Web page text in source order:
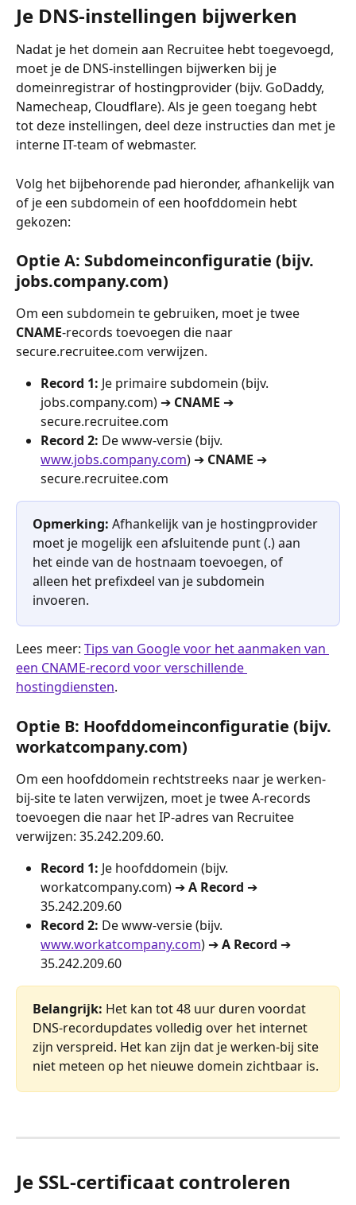
Je DNS-instellingen bijwerken
Nadat je het domein aan Recruitee hebt toegevoegd,
moet je de DNS-instellingen bijwerken bij je
domeinregistrar of hostingprovider (bijv. GoDaddy,
Namecheap, Cloudflare). Als je geen toegang hebt
tot deze instellingen, deel deze instructies dan met je
interne IT-team of webmaster.
Volg het bijbehorende pad hieronder, afhankelijk van
of je een subdomein of een hoofddomein hebt
gekozen:
Optie A: Subdomeinconfiguratie (bijv.
jobs.company.com)
Om een subdomein te gebruiken, moet je twee
CNAME-records toevoegen die naar
secure.recruitee.com verwijzen.
Record 1: Je primaire subdomein (bijv.
jobs.company.com) ➔ CNAME ➔
secure.recruitee.com
Record 2: De www-versie (bijv.
www.jobs.company.com) ➔ CNAME ➔
secure.recruitee.com
Opmerking: Afhankelijk van je hostingprovider
moet je mogelijk een afsluitende punt (.) aan
het einde van de hostnaam toevoegen, of
alleen het prefixdeel van je subdomein
invoeren.
Lees meer: Tips van Google voor het aanmaken van
een CNAME-record voor verschillende
hostingdiensten.
Optie B: Hoofddomeinconfiguratie (bijv.
workatcompany.com)
Om een hoofddomein rechtstreeks naar je werken-
bij-site te laten verwijzen, moet je twee A-records
toevoegen die naar het IP-adres van Recruitee
verwijzen: 35.242.209.60.
Record 1: Je hoofddomein (bijv.
workatcompany.com) ➔ A Record ➔
35.242.209.60
Record 2: De www-versie (bijv.
www.workatcompany.com) ➔ A Record ➔
35.242.209.60
Belangrijk: Het kan tot 48 uur duren voordat
DNS-recordupdates volledig over het internet
zijn verspreid. Het kan zijn dat je werken-bij site
niet meteen op het nieuwe domein zichtbaar is.
Je SSL-certificaat controleren